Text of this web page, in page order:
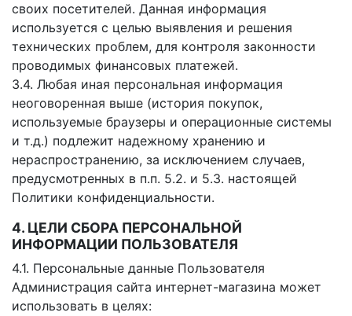
своих посетителей. Данная информация
используется с целью выявления и решения
технических проблем, для контроля законности
проводимых финансовых платежей.
3.4. Любая иная персональная информация
неоговоренная выше (история покупок,
используемые браузеры и операционные системы
и т.д.) подлежит надежному хранению и
нераспространению, за исключением случаев,
предусмотренных в п.п. 5.2. и 5.3. настоящей
Политики конфиденциальности.
4. ЦЕЛИ СБОРА ПЕРСОНАЛЬНОЙ
ИНФОРМАЦИИ ПОЛЬЗОВАТЕЛЯ
4.1. Персональные данные Пользователя
Администрация сайта интернет-магазина может
использовать в целях: